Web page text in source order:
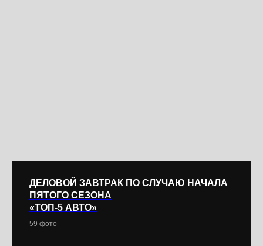
ДЕЛОВОЙ ЗАВТРАК ПО СЛУЧАЮ НАЧАЛА
ПЯТОГО СЕЗОНА
«ТОП-5 АВТО»
59 фото